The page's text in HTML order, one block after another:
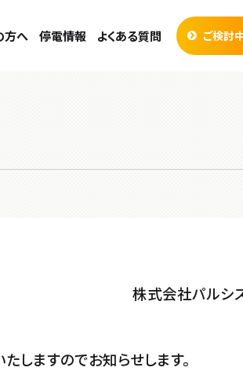
方へ 停電情報 よくある質問 ご検討
株式会社パルシ
しますのでお知らせします。